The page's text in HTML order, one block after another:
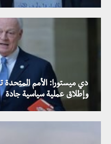
دي ميستورا: الأمم المتحدة
وإطلاق عملية سياسية جادة